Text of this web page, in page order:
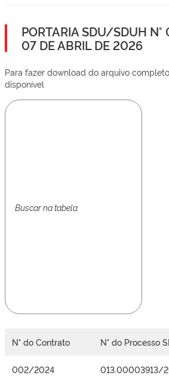
PORTARIA SDU/SDUH
07 DE ABRIL DE 2026
Para fazer download do arquivo
disponível
N° do Contrato N° do Processo
002/2024 013.00003913/